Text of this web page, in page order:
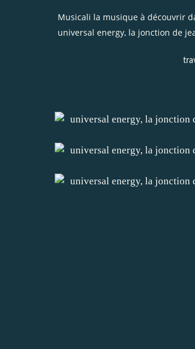
Musicali la musique à découvrir
universal energy, la jonction de